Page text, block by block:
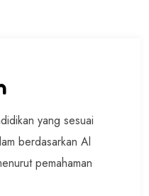
yang sesuai
berdasarkan Al
pemahaman